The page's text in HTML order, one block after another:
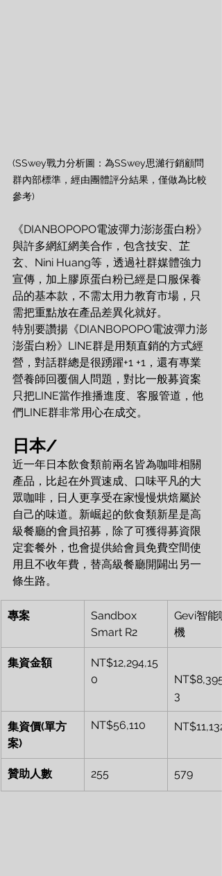
(SSwey戰力分析圖：為SSwey思濰行銷顧問
群內部標準，經由團體評分結果，僅做為比較
參考)
《DIANBOPOPO電波彈力澎澎蛋白粉》
與許多網紅網美合作，包含技安、芷
玄、Nini Huang等，透過社群媒體強力
宣傳，加上膠原蛋白粉已經是口服保養
品的基本款，不需太用力教育市場，只
需把重點放在產品差異化就好。
特別要讚揚《DIANBOPOPO電波彈力澎
澎蛋白粉》LINE群是用類直銷的方式經
營，對話群總是很踴躍+1 +1，還有專業
營養師回覆個人問題，對比一般募資案
只把LINE當作推播進度、客服管道，他
們LINE群非常用心在成交。
日本/
近一年日本飲食類前兩名皆為咖啡相關
產品，比起在外買速成、口味平凡的大
眾咖啡，日人更享受在家慢慢烘焙屬於
自己的味道。新崛起的飲食類新星是高
級餐廳的會員招募，除了可獲得募資限
定套餐外，也會提供給會員免費空間使
用且不收年費，替高級餐廳開闢出另一
條生路。
專案
Sandbox
Smart R2
Gevi智能
機
集資金額
NT$12,294,15
0
3
集資價(單方
案)
NT$56,110 NT$11,132
贊助人數 255 579